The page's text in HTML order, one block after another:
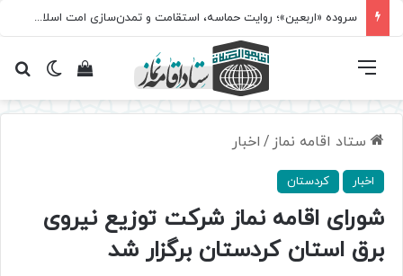
سروده‌ «اربعین»؛ روایت حماسه، استقامت و تمدن‌سازی امت اسلامی
تغییرمشاهده فهرست
ستاد اقامه نماز / اخبار
اخبار کردستان
شورای اقامه نماز شرکت توزیع نیروی
برق استان کردستان برگزار شد